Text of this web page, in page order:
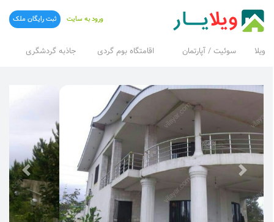
ویلا سوئیت / آپارتمان اقامتگاه بوم گردی جاذبه گردشگری
ورود به سایت ثبت رایگان ملک